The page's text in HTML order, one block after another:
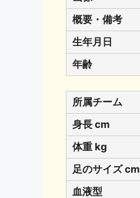
概要・備考
生年月日
年齢
所属チーム
身長 cm
体重 kg
足のサイズ cm
血液型